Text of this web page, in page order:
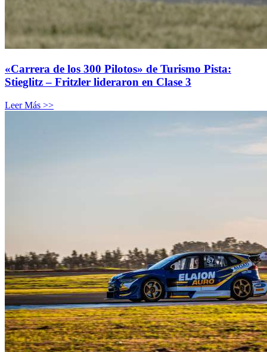
«Carrera de los 300 Pilotos» de Turismo Pista:
Stieglitz – Fritzler lideraron en Clase 3
Leer Más >>